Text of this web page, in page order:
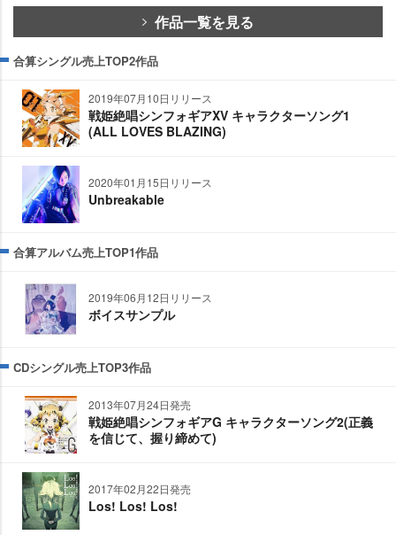
作品一覧を見る
合算シングル売上TOP2作品
2019年07月10日リリース
戦姫絶唱シンフォギアXV キャラクターソング1
(ALL LOVES BLAZING)
2020年01月15日リリース
Unbreakable
合算アルバム売上TOP1作品
2019年06月12日リリース
ボイスサンプル
CDシングル売上TOP3作品
2013年07月24日発売
戦姫絶唱シンフォギアG キャラクターソング2(正義
を信じて、握り締めて)
2017年02月22日発売
Los! Los! Los!